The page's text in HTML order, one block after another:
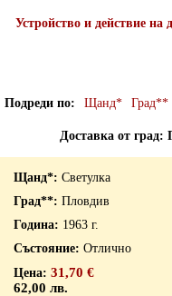
Устройство и действие
Подреди по Щанд* Град**
Доставка от град:
Светулка
Пловдив
1963 г.
Отлично
31,70 €
62,00 лв.